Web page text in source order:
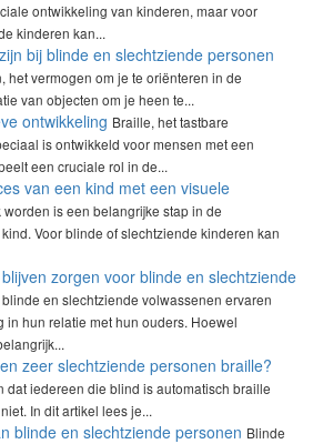
ontwikkeling van kinderen, maar voor
kinderen kan...
bij blinde en slechtziende personen
het vermogen om je te oriënteren in de
van objecten om je heen te...
ontwikkeling Braille, het tastbare
is ontwikkeld voor mensen met een
een cruciale rol in de...
van een kind met een visuele
worden is een belangrijke stap in de
Voor blinde of slechtziende kinderen kan
zorgen voor blinde en slechtziende
en slechtziende volwassenen ervaren
in hun relatie met hun ouders. Hoewel
zeer slechtziende personen braille?
dat iedereen die blind is automatisch braille
In dit artikel lees je...
blinde en slechtziende personen Blinde